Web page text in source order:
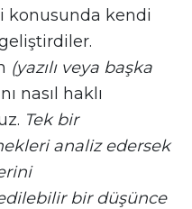
konusunda kendi
(yazılı veya başka
nasıl haklı
Tek bir
analiz edersek
bir düşünce